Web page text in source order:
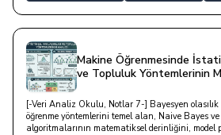
Makine Öğrenmesinde
ve Topluluk Yöntemlerinin
[-Veri Analiz Okulu, Notlar 7-] Bayesyen
öğrenme yöntemlerini temel alan, Naive Bayes
algoritmalarının matematiksel derinliğini, model